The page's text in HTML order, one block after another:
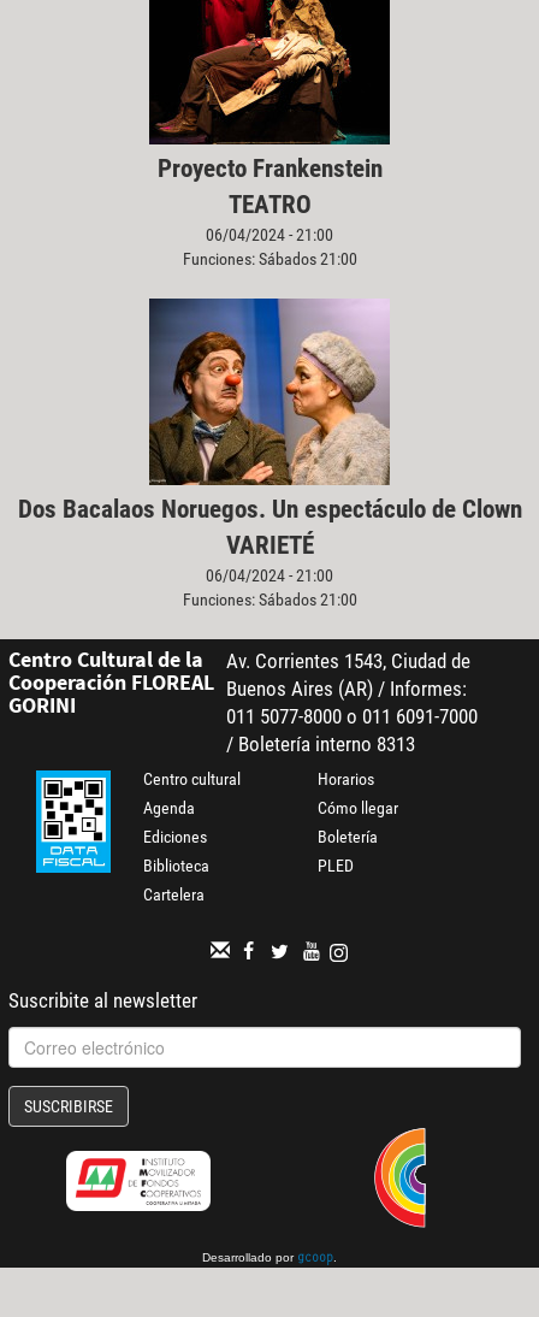
Proyecto Frankenstein
TEATRO
06/04/2024 - 21:00
Funciones: Sábados 21:00
Dos Bacalaos Noruegos. Un espectáculo de Clown
VARIETÉ
06/04/2024 - 21:00
Funciones: Sábados 21:00
Centro Cultural de la
Cooperación FLOREAL
GORINI
Av. Corrientes 1543, Ciudad de
Buenos Aires (AR) / Informes:
011 5077-8000 o 011 6091-7000
/ Boletería interno 8313
Centro cultural
Agenda
Ediciones
Biblioteca
Cartelera
Horarios
Cómo llegar
Boletería
PLED
Suscribite al newsletter
SUSCRIBIRSE
Desarrollado por gcoop